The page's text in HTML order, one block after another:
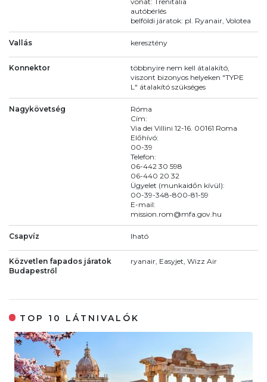
autóbérlés
belföldi járatok: pl. Ryanair, Volotea
Vallás keresztény
Konnektor
többnyire nem kell átalakító,
viszont bizonyos helyeken "TYPE
L" átalakító szükséges
Nagykövetség
Róma
Cím:
Via dei Villini 12-16. 00161 Roma
Előhívó:
00-39
Telefon:
06-442 30 598
06-440 20 32
Ügyelet (munkaidőn kívül):
00-39-348-800-81-59
E-mail:
mission.rom@mfa.gov.hu
Csapvíz Iható
Közvetlen fapados járatok
Budapestről
ryanair, Easyjet, Wizz Air
TOP 10 LÁTNIVALÓK